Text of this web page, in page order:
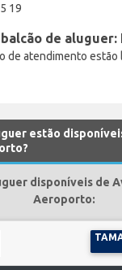
19
de aluguer:
de atendimento
estão
disponíveis de
Aeroporto: